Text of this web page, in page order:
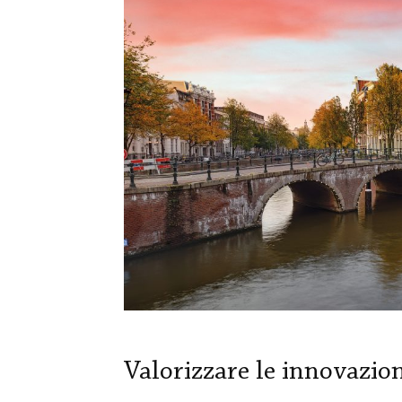
Valorizzare le